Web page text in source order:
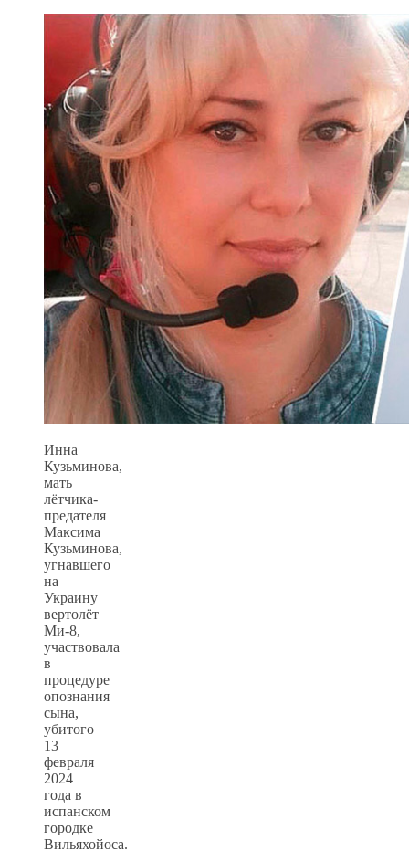
Инна
Кузьминова,
мать
лётчика-
предателя
Максима
Кузьминова,
угнавшего
на
Украину
вертолёт
Ми-8,
участвовала
в
процедуре
опознания
сына,
убитого
13
февраля
2024
года в
испанском
городке
Вильяхойоса.